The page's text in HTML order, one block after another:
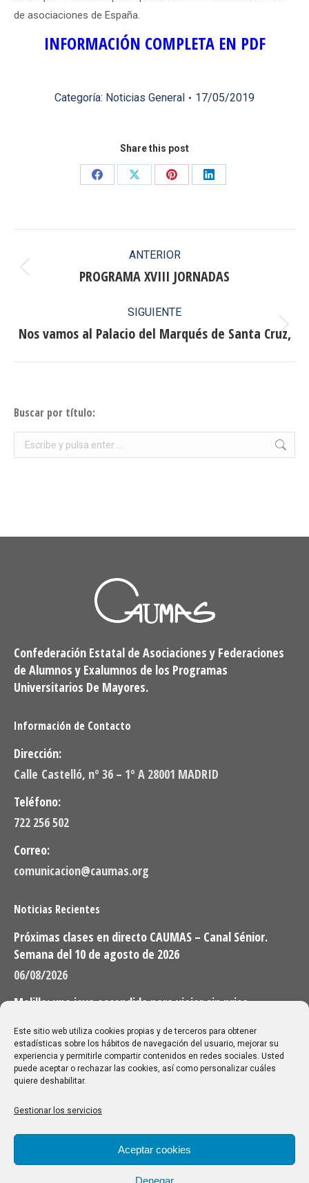
Este sitio web utiliza cookies propias y de terceros para obtener
estadísticas sobre los hábitos de navegación del usuario, mejorar su
experiencia y permitirle compartir contenidos en redes sociales. Usted
puede aceptar o rechazar las cookies, así como personalizar cuáles
quiere deshabilitar.
Gestionar los servicios
Aceptar cookies
Denegar
de asociaciones de España.
INFORMACIÓN COMPLETA EN PDF
Categoría: Noticias General 17/05/2019
Share this post
Share
Share
Share
Share
entre
publicaciones
ANTERIOR
Publicación
PROGRAMA XVIII JORNADAS
SIGUIENTE
Publicación
Nos vamos al Palacio del Marqués de Santa Cruz,
Buscar por título:
Buscar:
Confederación Estatal de Asociaciones y Federaciones
de Alumnos y Exalumnos de los Programas
Universitarios De Mayores.
Información de Contacto
Dirección:
Calle Castelló, nº 36 – 1º A 28001 MADRID
Teléfono:
722 256 502
Correo:
comunicacion@caumas.org
Noticias Recientes
Próximas clases en directo CAUMAS – Canal Sénior.
Semana del 10 de agosto de 2026
06/08/2026
Melilla: una joya escondida para viajar sin prisa
28/07/2026
Buscar
Buscar:
Aviso Legal|Política de privacidad|Política de cookies